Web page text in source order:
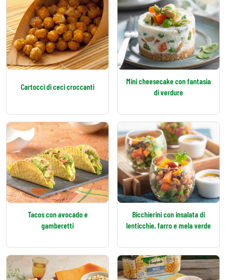
Cartocci di ceci croccanti
Mini cheesecake con fantasia
di verdure
Tacos con avocado e
gamberetti
Bicchierini con insalata di
lenticchie, farro e mela verde